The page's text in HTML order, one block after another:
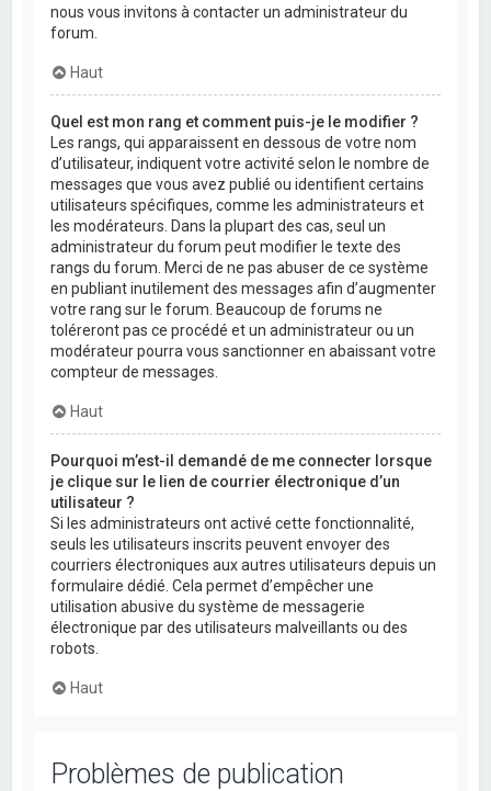
nous vous invitons à contacter un administrateur du
forum.
Haut
Quel est mon rang et comment puis-je le modifier ?
Les rangs, qui apparaissent en dessous de votre nom
d’utilisateur, indiquent votre activité selon le nombre de
messages que vous avez publié ou identifient certains
utilisateurs spécifiques, comme les administrateurs et
les modérateurs. Dans la plupart des cas, seul un
administrateur du forum peut modifier le texte des
rangs du forum. Merci de ne pas abuser de ce système
en publiant inutilement des messages afin d’augmenter
votre rang sur le forum. Beaucoup de forums ne
toléreront pas ce procédé et un administrateur ou un
modérateur pourra vous sanctionner en abaissant votre
compteur de messages.
Haut
Pourquoi m’est-il demandé de me connecter lorsque
je clique sur le lien de courrier électronique d’un
utilisateur ?
Si les administrateurs ont activé cette fonctionnalité,
seuls les utilisateurs inscrits peuvent envoyer des
courriers électroniques aux autres utilisateurs depuis un
formulaire dédié. Cela permet d’empêcher une
utilisation abusive du système de messagerie
électronique par des utilisateurs malveillants ou des
robots.
Haut
Problèmes de publication